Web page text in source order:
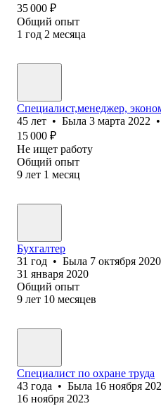
35 000 ₽
Общий опыт
1 год 2 месяца
Специалист,менеджер,
45 лет • Была 3 марта 2022 •
15 000 ₽
Не ищет работу
Общий опыт
9 лет 1 месяц
Бухгалтер
31 год • Была 7 октября 2020
31 января 2020
Общий опыт
9 лет 10 месяцев
Специалист по охране труда
43 года • Была 16 ноября
16 ноября 2023